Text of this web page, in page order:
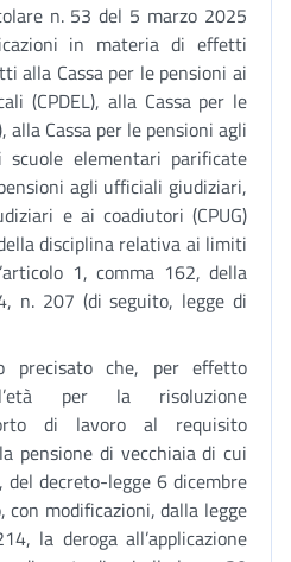
n. 53 del 5 marzo 2025
in materia di effetti
alla Cassa per le pensioni ai
(CPDEL), alla Cassa per le
alla Cassa per le pensioni agli
elementari parificate
agli ufficiali giudiziari,
e ai coadiutori (CPUG)
disciplina relativa ai limiti
1, comma 162, della
n. 207 (di seguito, legge di
precisato che, per effetto
per la risoluzione
di lavoro al requisito
pensione di vecchiaia di cui
del decreto-legge 6 dicembre
modificazioni, dalla legge
la deroga all’applicazione